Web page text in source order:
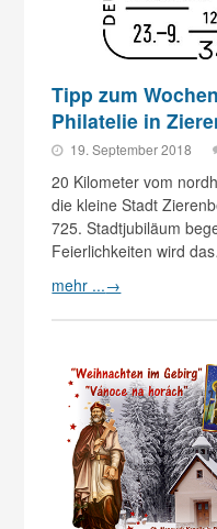
Tipp zum
Philatelie in
19. September 2018
20 Kilometer vom
die kleine Stadt
725. Stadtjubiläum
Feierlichkeiten wird
mehr ...→